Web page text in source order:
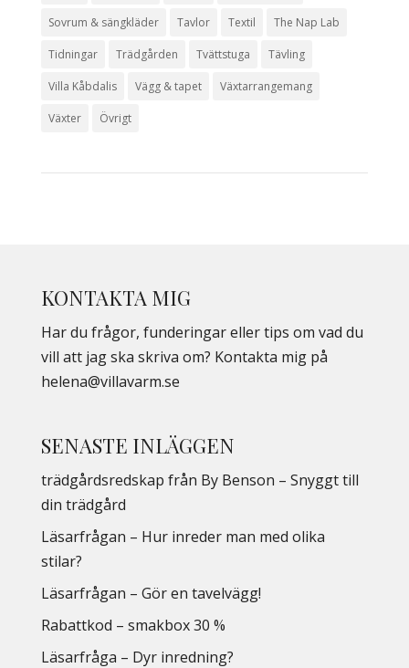
Sovrum & sängkläder Tavlor Textil The Nap Lab
Tidningar Trädgården Tvättstuga Tävling
Villa Kåbdalis Vägg & tapet Växtarrangemang
Växter Övrigt
KONTAKTA MIG
Har du frågor, funderingar eller tips om vad du
vill att jag ska skriva om? Kontakta mig på
helena@villavarm.se
SENASTE INLÄGGEN
trädgårdsredskap från By Benson – Snyggt till
din trädgård
Läsarfrågan – Hur inreder man med olika
stilar?
Läsarfrågan – Gör en tavelvägg!
Rabattkod – smakbox 30 %
Läsarfråga – Dyr inredning?